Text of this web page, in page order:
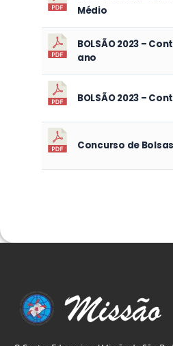
Médio
BOLSÃO 2023 –
ano
BOLSÃO 2023 –
Concurso de